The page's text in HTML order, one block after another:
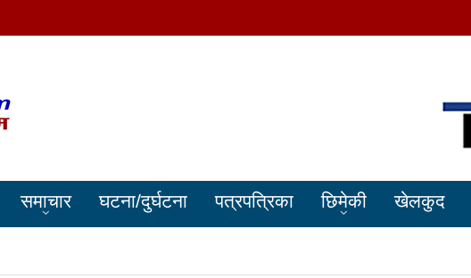
समाचार घटना/दुर्घटना पत्रपत्रिका छिमेकी खेलकुद